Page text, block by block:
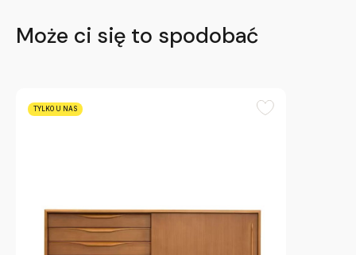
Może ci się to spodobać
TYLKO U NAS